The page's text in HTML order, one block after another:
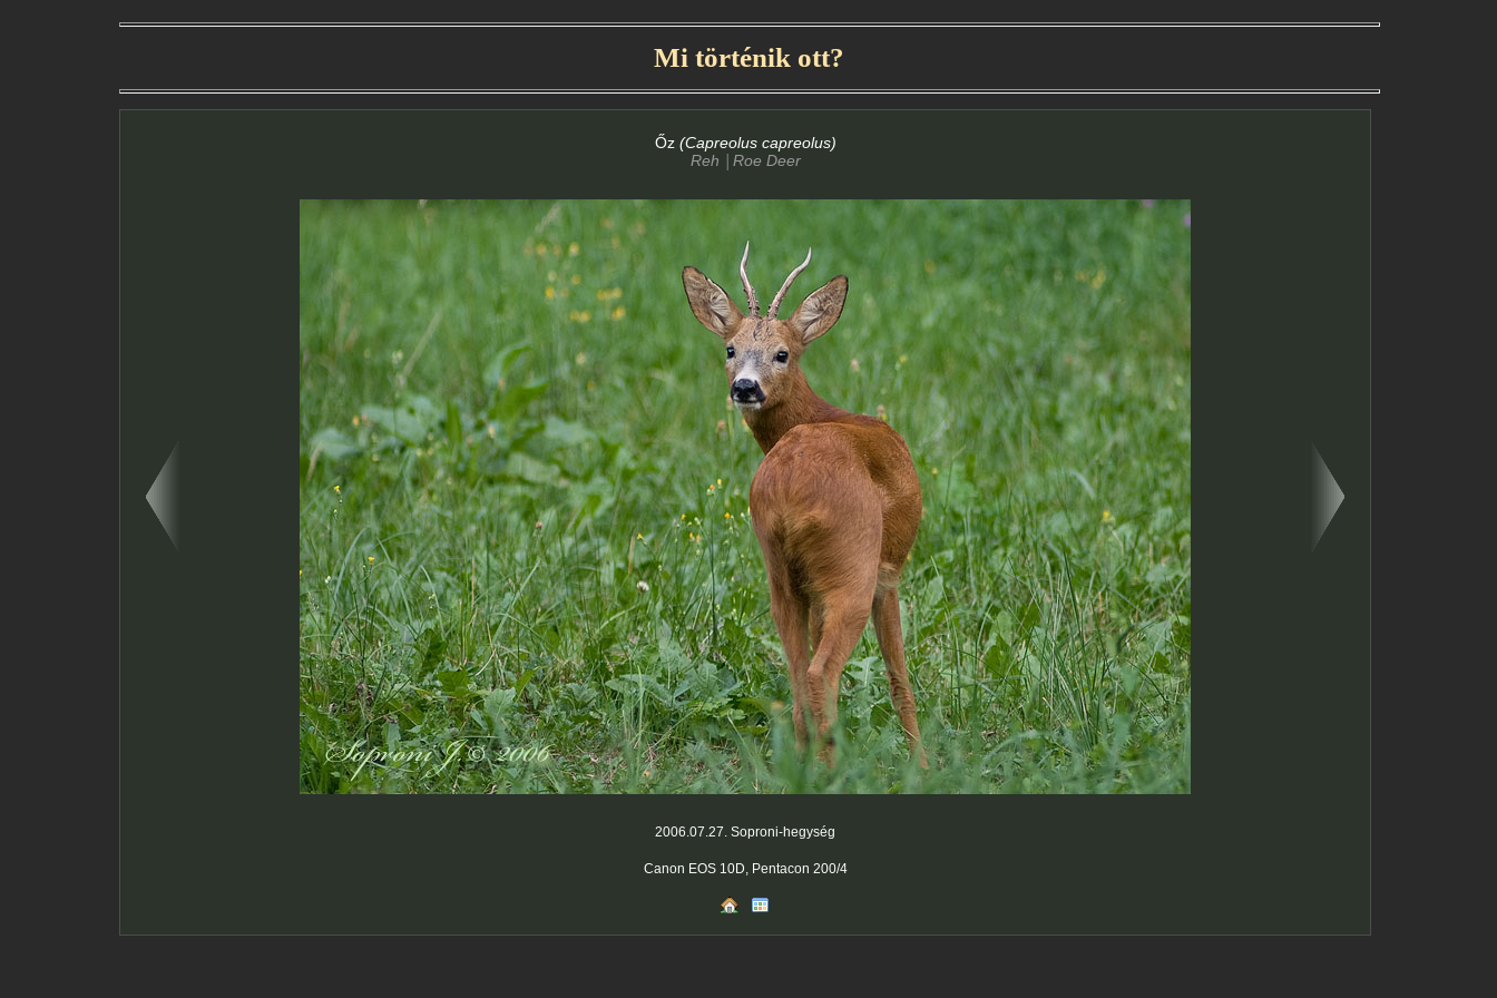
Mi történik ott?
Őz (Capreolus capreolus)
Reh
Roe Deer
2006.07.27. Soproni-hegység
Canon EOS 10D, Pentacon 200/4